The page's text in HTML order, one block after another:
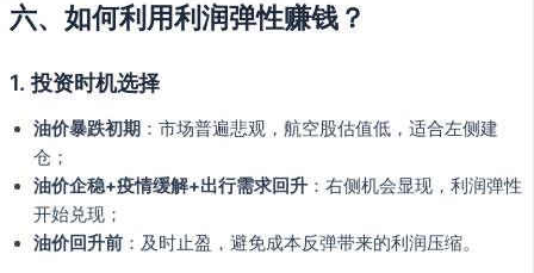
六、如何利用利润弹性赚钱？
1. 投资时机选择
油价暴跌初期 ：市场普遍悲观，航空股估值低，适合左侧建
仓；
油价企稳+疫情缓解+出行需求回升 ：右侧机会显现，利润弹性
开始兑现；
油价回升前 ：及时止盈，避免成本反弹带来的利润压缩。